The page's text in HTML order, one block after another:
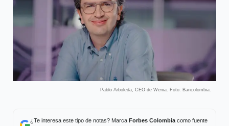
Pablo Arboleda, CEO de Wenia. Foto: Bancolombia.
¿Te interesa este tipo de notas? Marca Forbes Colombiacomo fuente